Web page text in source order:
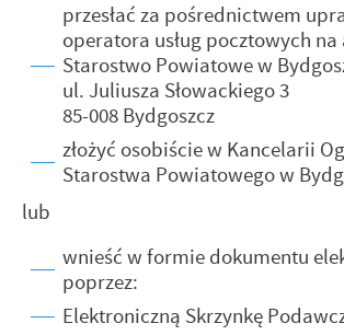
przesłać za pośrednictwem
operatora usług pocztowych na
Starostwo Powiatowe w
ul. Juliusza Słowackiego 3
85-008 Bydgoszcz
złożyć osobiście w Kancelarii
Starostwa Powiatowego w
lub
wnieść w formie dokumentu
poprzez:
Elektroniczną Skrzynkę